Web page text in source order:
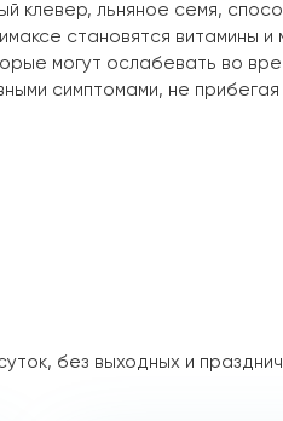
клевер, льняное семя,
становятся
могут ослабевать во
симптомами, не
без выходных и